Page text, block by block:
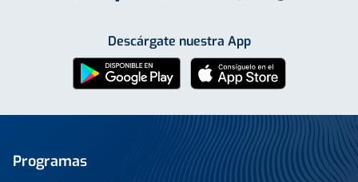
Descárgate nuestra App
Programas